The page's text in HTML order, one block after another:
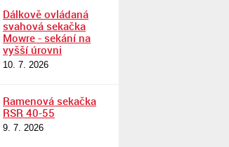
Dálkově ovládaná
svahová sekačka
Mowre - sekání na
vyšší úrovni
10. 7. 2026
Ramenová sekačka
RSR 40-55
9. 7. 2026